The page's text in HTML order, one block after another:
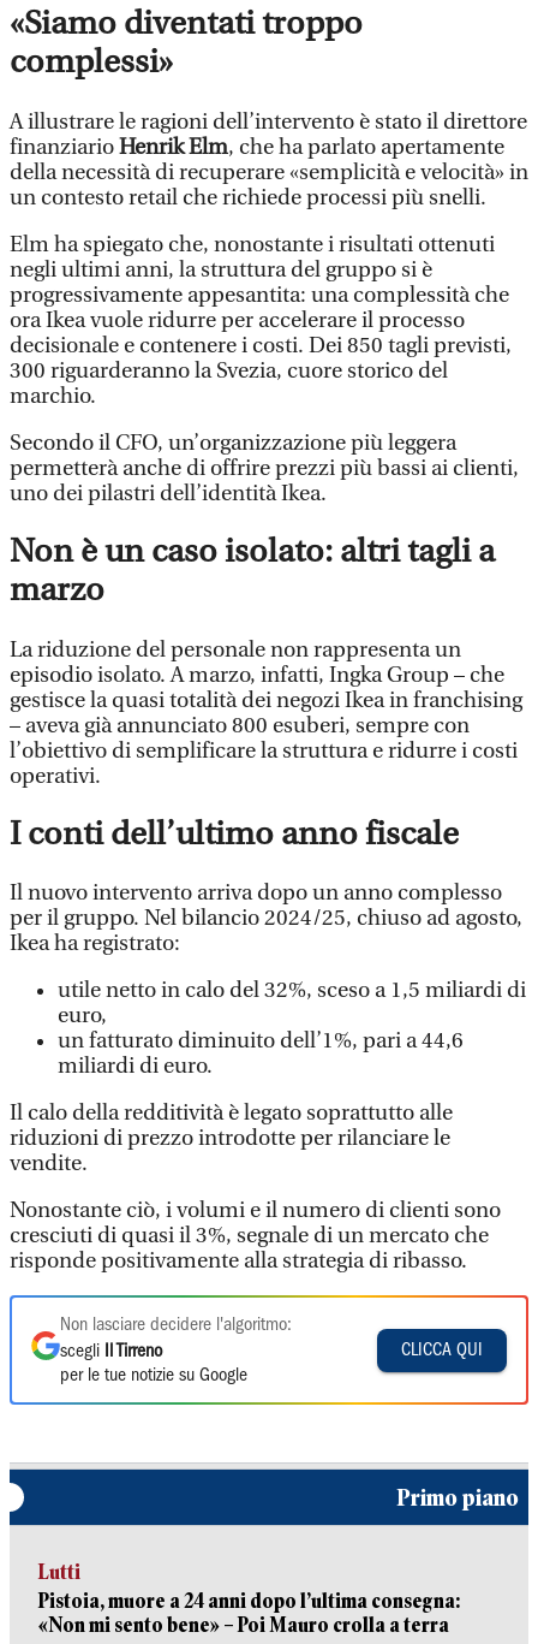
«Siamo diventati troppo
complessi»
A illustrare le ragioni dell’intervento è stato il direttore
finanziarioHenrik Elm, che ha parlato apertamente
della necessità di recuperare «semplicità e velocità» in
un contesto retail che richiede processi più snelli.
Elm ha spiegato che, nonostante i risultati ottenuti
negli ultimi anni, la struttura del gruppo si è
progressivamente appesantita: una complessità che
ora Ikea vuole ridurre per accelerare il processo
decisionale e contenere i costi. Dei 850 tagli previsti,
300 riguarderanno la Svezia, cuore storico del
marchio.
Secondo il CFO, un’organizzazione più leggera
permetterà anche di offrire prezzi più bassi ai clienti,
uno dei pilastri dell’identità Ikea.
Non è un caso isolato: altri tagli a
marzo
La riduzione del personale non rappresenta un
episodio isolato. A marzo, infatti, Ingka Group – che
gestisce la quasi totalità dei negozi Ikea in franchising
– aveva già annunciato 800 esuberi, sempre con
l’obiettivo di semplificare la struttura e ridurre i costi
operativi.
I conti dell’ultimo anno fiscale
Il nuovo intervento arriva dopo un anno complesso
per il gruppo. Nel bilancio 2024/25, chiuso ad agosto,
Ikea ha registrato:
utile netto in calo del 32%, sceso a 1,5 miliardi di
euro,
un fatturato diminuito dell’1%, pari a 44,6
miliardi di euro.
Il calo della redditività è legato soprattutto alle
riduzioni di prezzo introdotte per rilanciare le
vendite.
Nonostante ciò, i volumi e il numero di clienti sono
cresciuti di quasi il 3%, segnale di un mercato che
risponde positivamente alla strategia di ribasso.
Non lasciare decidere l'algoritmo:
scegli
Il Tirreno
per le tue notizie su Google
CLICCA QUI
Primo piano
Lutti
Pistoia, muore a 24 anni dopo l’ultima consegna:
«Non mi sento bene» – Poi Mauro crolla a terra